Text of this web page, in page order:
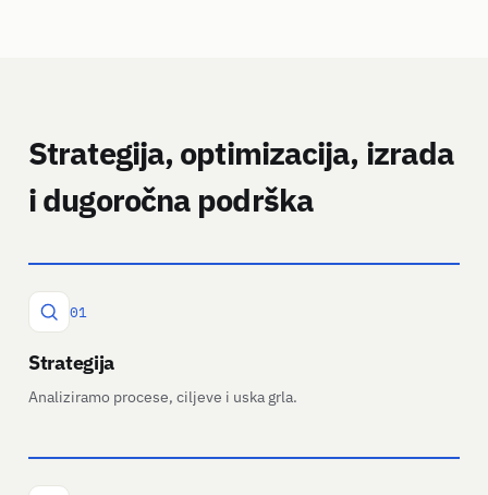
Strategija, optimizacija, izrada
i dugoročna podrška
01
Strategija
Analiziramo procese, ciljeve i uska grla.